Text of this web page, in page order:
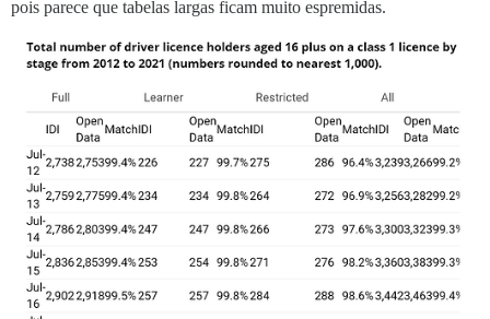
pois parece que tabelas largas ficam muito espremidas.